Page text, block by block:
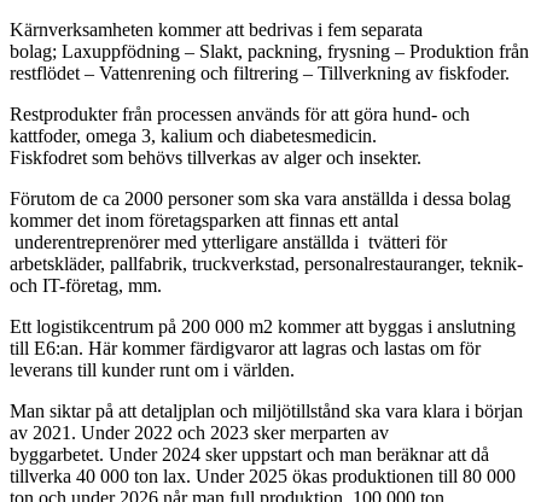
Kärnverksamheten kommer att bedrivas i fem separata
bolag; Laxuppfödning – Slakt, packning, frysning – Produktion från
restflödet – Vattenrening och filtrering – Tillverkning av fiskfoder.
Restprodukter från processen används för att göra hund- och
kattfoder, omega 3, kalium och diabetesmedicin.
Fiskfodret som behövs tillverkas av alger och insekter.
Förutom de ca 2000 personer som ska vara anställda i dessa bolag
kommer det inom företagsparken att finnas ett antal
underentreprenörer med ytterligare anställda i tvätteri för
arbetskläder, pallfabrik, truckverkstad, personalrestauranger, teknik-
och IT-företag, mm.
Ett logistikcentrum på 200 000 m2 kommer att byggas i anslutning
till E6:an. Här kommer färdigvaror att lagras och lastas om för
leverans till kunder runt om i världen.
Man siktar på att detaljplan och miljötillstånd ska vara klara i början
av 2021. Under 2022 och 2023 sker merparten av
byggarbetet. Under 2024 sker uppstart och man beräknar att då
tillverka 40 000 ton lax. Under 2025 ökas produktionen till 80 000
ton och under 2026 når man full produktion, 100 000 ton.